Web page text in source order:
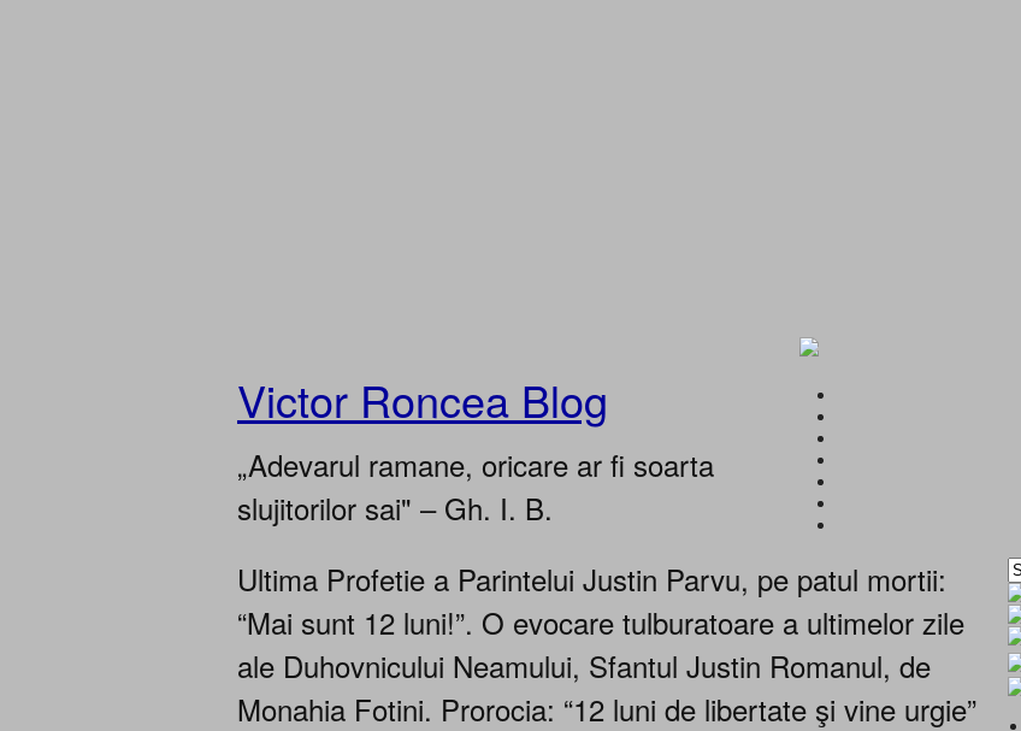
Victor Roncea Blog
„Adevarul ramane, oricare ar fi soarta
slujitorilor sai" – Gh. I. B.
Ultima Profetie a Parintelui Justin Parvu, pe patul mortii:
“Mai sunt 12 luni!”. O evocare tulburatoare a ultimelor zile
ale Duhovnicului Neamului, Sfantul Justin Romanul, de
Monahia Fotini. Prorocia: “12 luni de libertate şi vine urgie”